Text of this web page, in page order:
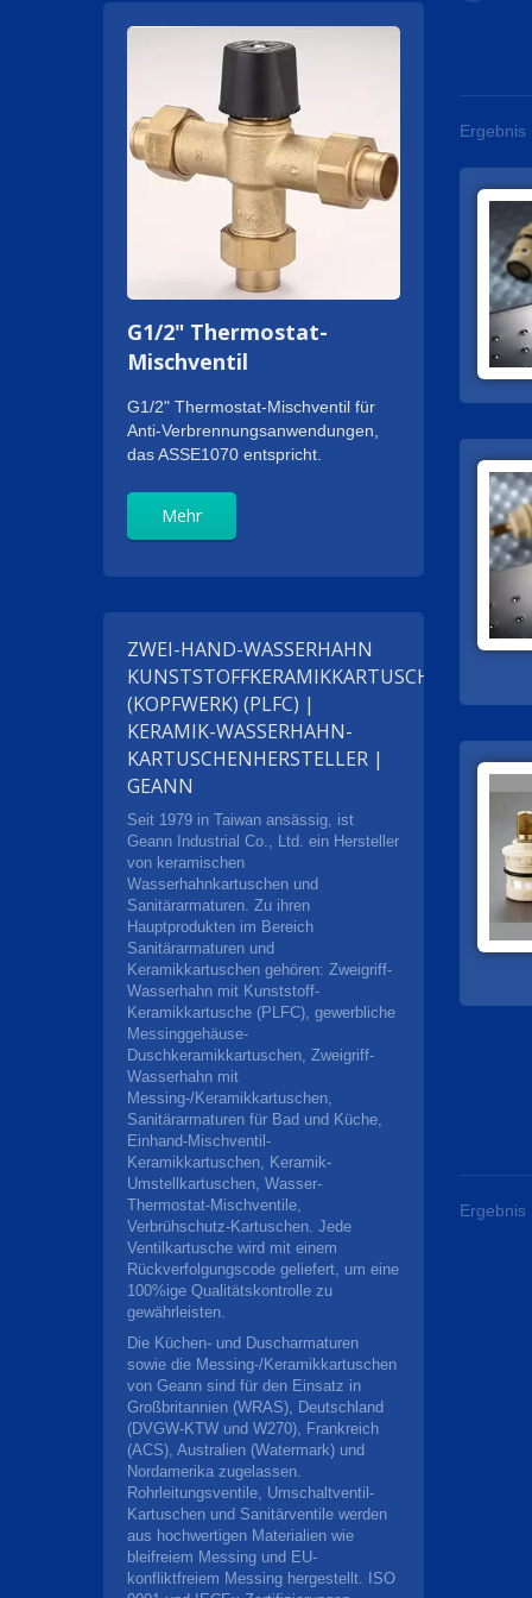
G1/2" Thermostat-
Mischventil
G1/2" Thermostat-Mischventil für
Anti-Verbrennungsanwendungen,
das ASSE1070 entspricht.
Mehr
ZWEI-HAND-WASSERHAHN
KUNSTSTOFFKERAMIKKARTUSCHE
(KOPFWERK) (PLFC) |
KERAMIK-WASSERHAHN-
KARTUSCHENHERSTELLER |
GEANN
Seit 1979 in Taiwan ansässig, ist
Geann Industrial Co., Ltd. ein Hersteller
von keramischen
Wasserhahnkartuschen und
Sanitärarmaturen. Zu ihren
Hauptprodukten im Bereich
Sanitärarmaturen und
Keramikkartuschen gehören: Zweigriff-
Wasserhahn mit Kunststoff-
Keramikkartusche (PLFC), gewerbliche
Messinggehäuse-
Duschkeramikkartuschen, Zweigriff-
Wasserhahn mit
Messing-/Keramikkartuschen,
Sanitärarmaturen für Bad und Küche,
Einhand-Mischventil-
Keramikkartuschen, Keramik-
Umstellkartuschen, Wasser-
Thermostat-Mischventile,
Verbrühschutz-Kartuschen. Jede
Ventilkartusche wird mit einem
Rückverfolgungscode geliefert, um eine
100%ige Qualitätskontrolle zu
gewährleisten.
Die Küchen- und Duscharmaturen
sowie die Messing-/Keramikkartuschen
von Geann sind für den Einsatz in
Großbritannien (WRAS), Deutschland
(DVGW-KTW und W270), Frankreich
(ACS), Australien (Watermark) und
Nordamerika zugelassen.
Rohrleitungsventile, Umschaltventil-
Kartuschen und Sanitärventile werden
aus hochwertigen Materialien wie
bleifreiem Messing und EU-
konfliktfreiem Messing hergestellt. ISO
Ergebnis
Ergebnis